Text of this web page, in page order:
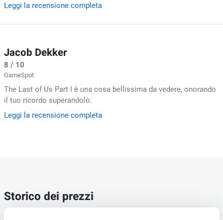
Leggi la recensione completa
Jacob Dekker
8 / 10
GameSpot
The Last of Us Part I è una cosa bellissima da vedere, onorando
il tuo ricordo superandolo.
Leggi la recensione completa
Storico dei prezzi